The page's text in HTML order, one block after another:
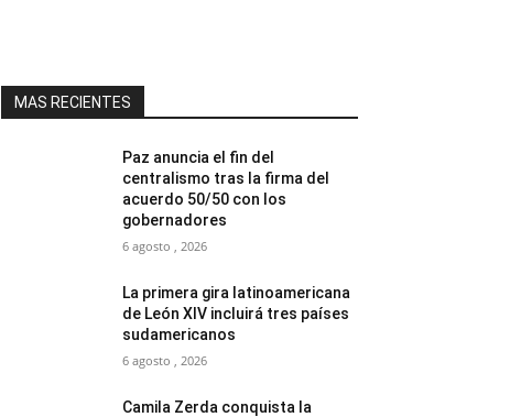
MAS RECIENTES
Paz anuncia el fin del
centralismo tras la firma del
acuerdo 50/50 con los
gobernadores
6 agosto , 2026
La primera gira latinoamericana
de León XIV incluirá tres países
sudamericanos
6 agosto , 2026
Camila Zerda conquista la